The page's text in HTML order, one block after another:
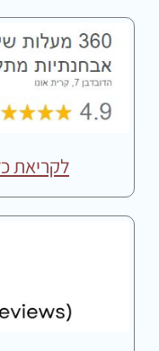
לקריאת